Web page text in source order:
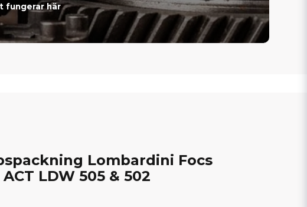
fungerar här
Lombardini Focs
LDW 505 & 502